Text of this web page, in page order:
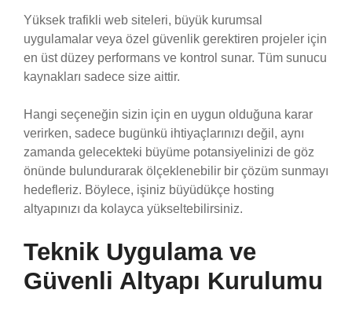
Yüksek trafikli web siteleri, büyük kurumsal
uygulamalar veya özel güvenlik gerektiren projeler için
en üst düzey performans ve kontrol sunar. Tüm sunucu
kaynakları sadece size aittir.
Hangi seçeneğin sizin için en uygun olduğuna karar
verirken, sadece bugünkü ihtiyaçlarınızı değil, aynı
zamanda gelecekteki büyüme potansiyelinizi de göz
önünde bulundurarak ölçeklenebilir bir çözüm sunmayı
hedefleriz. Böylece, işiniz büyüdükçe hosting
altyapınızı da kolayca yükseltebilirsiniz.
Teknik Uygulama ve
Güvenli Altyapı Kurulumu